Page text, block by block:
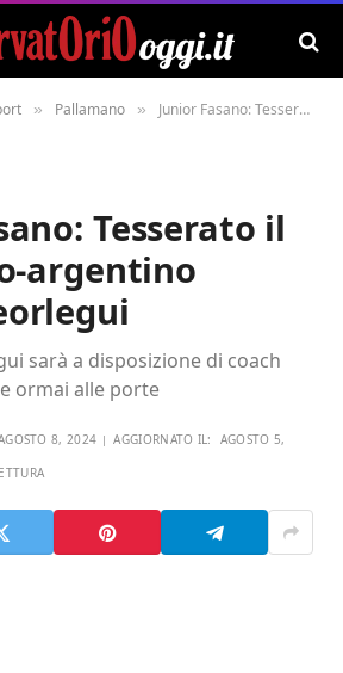
» Pallamano » Junior Fasano: Tesserato il pivot italo-argentino Matias Beorlegui
Tesserato il
argentino
sarà a disposizione di coach
ormai alle porte
8, 2024 AGGIORNATO IL: AGOSTO 5,